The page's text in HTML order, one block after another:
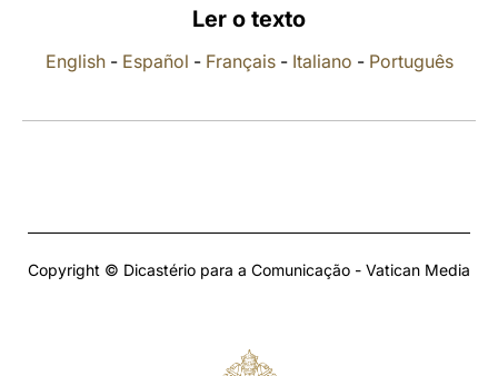
Ler o texto
English- Español - Français- Italiano - Português
Copyright © Dicastério para a Comunicação - Vatican Media